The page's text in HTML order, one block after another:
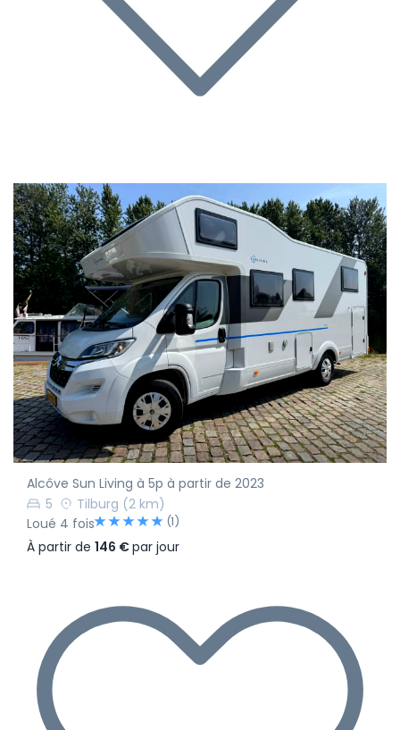
Alcôve Sun Living à 5p à partir de 2023
5
Tilburg (2 km)
Loué 4 fois
(1)
À partir de 146 €par jour